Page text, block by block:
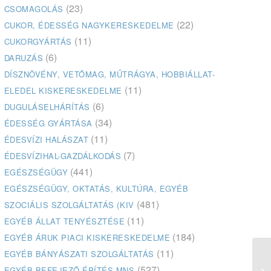
CSOMAGOLÁS (23)
CUKOR, ÉDESSÉG NAGYKERESKEDELME (22)
CUKORGYÁRTÁS (11)
DARUZÁS (6)
DÍSZNÖVÉNY, VETŐMAG, MŰTRÁGYA, HOBBIÁLLAT-
ELEDEL KISKERESKEDELME (11)
DUGULÁSELHÁRÍTÁS (6)
ÉDESSÉG GYÁRTÁSA (34)
ÉDESVÍZI HALÁSZAT (11)
ÉDESVÍZIHAL-GAZDÁLKODÁS (7)
EGÉSZSÉGÜGY (441)
EGÉSZSÉGÜGY, OKTATÁS, KULTÚRA, EGYÉB
SZOCIÁLIS SZOLGÁLTATÁS (KIV (481)
EGYÉB ÁLLAT TENYÉSZTÉSE (11)
EGYÉB ÁRUK PIACI KISKERESKEDELME (184)
EGYÉB BÁNYÁSZATI SZOLGÁLTATÁS (11)